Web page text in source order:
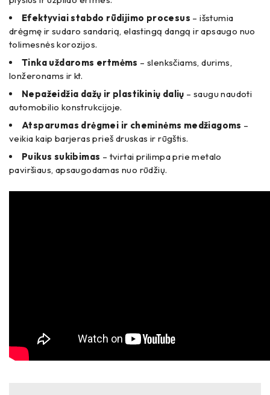
Efektyviai stabdo rūdijimo procesus – išstumia
drėgmę ir sudaro sandarią, elastingą dangą ir apsaugo nuo
tolimesnės korozijos.
Tinka uždaroms ertmėms – slenksčiams, durims,
lonžeronams ir kt.
Nepažeidžia dažų ir plastikinių dalių – saugu naudoti
automobilio konstrukcijoje.
Atsparumas drėgmei ir cheminėms medžiagoms –
veikia kaip barjeras prieš druskas ir rūgštis.
Puikus sukibimas – tvirtai prilimpa prie metalo
paviršiaus, apsaugodamas nuo rūdžių.